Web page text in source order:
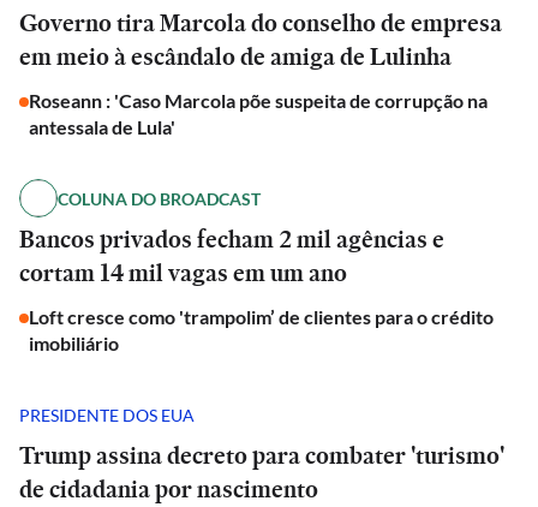
Governo tira Marcola do conselho de empresa
em meio à escândalo de amiga de Lulinha
Roseann : 'Caso Marcola põe suspeita de corrupção na
antessala de Lula'
COLUNA DO BROADCAST
Bancos privados fecham 2 mil agências e
cortam 14 mil vagas em um ano
Loft cresce como 'trampolim’ de clientes para o crédito
imobiliário
PRESIDENTE DOS EUA
Trump assina decreto para combater 'turismo'
de cidadania por nascimento